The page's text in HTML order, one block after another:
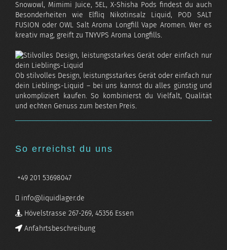
Snowowl, Mimimi Juice, 5EL, X-Shisha Pods findest du auch
Besonderheiten wie Elfliq Nikotinsalz Liquid, POD SALT
FUSION oder OWL Salt Aroma Longfill Vape Aromen. Wer es
kreativ mag, greift zu TNYVPS Aroma Longfills.
Ob stilvolles Design, leistungsstarkes Gerät oder einfach nur
dein Lieblings-Liquid – bei uns kannst du alles günstig und
unkompliziert kaufen. So kombinierst du Vielfalt, Qualität
und echten Genuss zum besten Preis.
So erreichst du uns
+49 201 53698047
info@liquidlager.de
Hövelstrasse 267-269, 45356 Essen
Anfahrtsbeschreibung